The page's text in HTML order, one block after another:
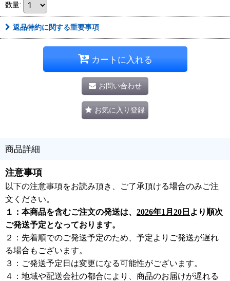
数量:
返品特約に関する重要事項
カートに入れる
お問い合わせ
お気に入り登録
商品詳細
注意事項
以下の注意事項をお読み頂き、ご了承頂ける場合のみご注
文ください。
１：本商品を含むご注文の発送は、 2026年1月20日 より順次
ご発送予定となっております。
２：先着順でのご発送予定のため、予定よりご発送が遅れ
る場合もございます。
３：ご発送予定日は変更になる可能性がございます。
４：地域や配送会社の都合により、商品のお届けが遅れる